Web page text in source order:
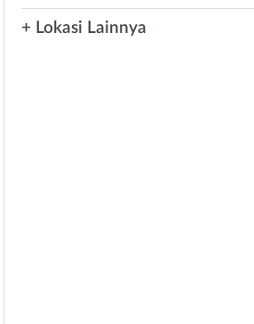
+ Lokasi Lainnya